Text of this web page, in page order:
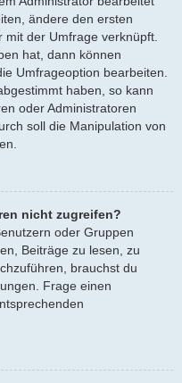
ändere den ersten
der Umfrage verknüpft.
hat, dann können
Umfrageoption bearbeiten.
haben, so kann
oder Administratoren
soll die Manipulation von
nicht zugreifen?
oder Gruppen
Beiträge zu lesen, zu
brauchst du
Frage einen